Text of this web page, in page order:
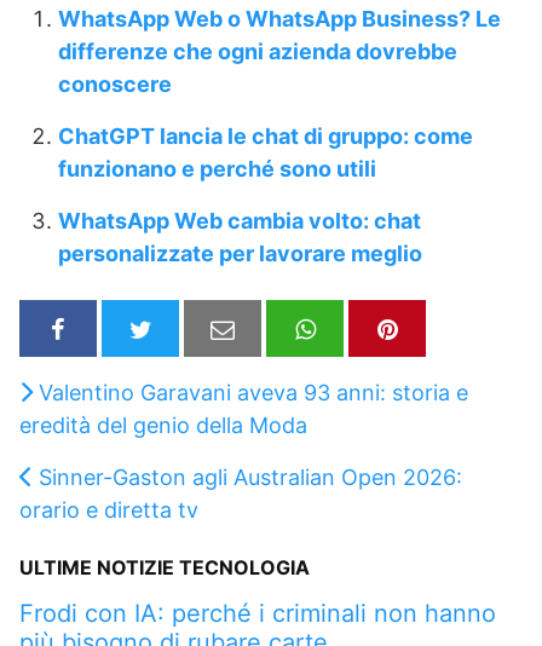
WhatsApp Web o WhatsApp Business? Le
differenze che ogni azienda dovrebbe
conoscere
ChatGPT lancia le chat di gruppo: come
funzionano e perché sono utili
WhatsApp Web cambia volto: chat
personalizzate per lavorare meglio
Valentino Garavani aveva 93 anni: storia e
eredità del genio della Moda
Sinner-Gaston agli Australian Open 2026:
orario e diretta tv
ULTIME NOTIZIE TECNOLOGIA
Frodi con IA: perché i criminali non hanno